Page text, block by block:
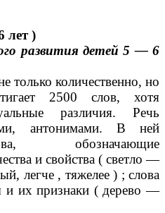
лет )
развития детей 5 — 6
только количественно, но
2500 слов, хотя
различия. Речь
антонимами. В ней
обозначающие
и свойства ( светло —
легче , тяжелее ) ; слова
и их признаки ( дерево —